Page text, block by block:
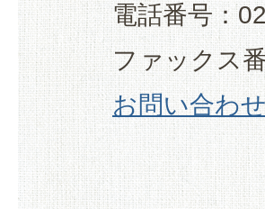
電話番号：
ファックス
お問い合わ